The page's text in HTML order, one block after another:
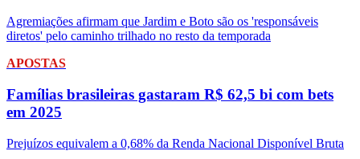
Agremiações afirmam que Jardim e Boto são os 'responsáveis
diretos' pelo caminho trilhado no resto da temporada
APOSTAS
Famílias brasileiras gastaram R$ 62,5 bi com bets
em 2025
Prejuízos equivalem a 0,68% da Renda Nacional Disponível Bruta